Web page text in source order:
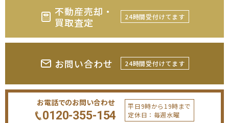
不動産売却・
買取査定
24時間受付けてます
お問い合わせ 24時間受付けてます
お電話でのお問い合わせ
0120-355-154
平日9時から19時まで
定休日：毎週水曜